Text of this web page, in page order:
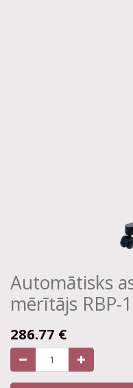
Automātisks
mērītājs RBP-
286.77 €